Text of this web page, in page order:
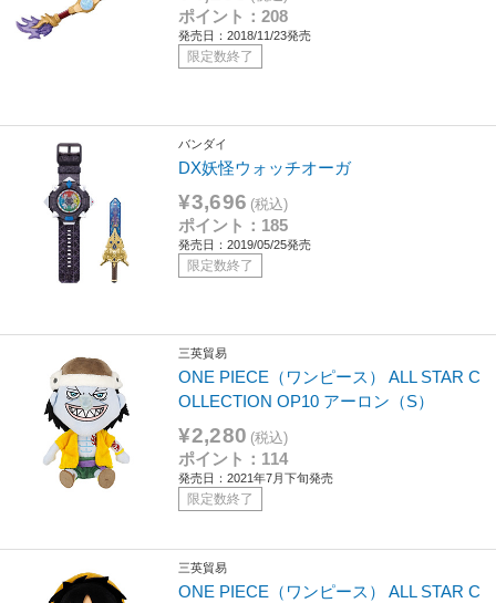
ポイント：208
発売日：2018/11/23発売
限定数終了
バンダイ
DX妖怪ウォッチオーガ
¥3,696 (税込)
ポイント：185
発売日：2019/05/25発売
限定数終了
三英貿易
ONE PIECE（ワンピース） ALL STAR C
OLLECTION OP10 アーロン（S）
¥2,280 (税込)
ポイント：114
発売日：2021年7月下旬発売
限定数終了
三英貿易
ONE PIECE（ワンピース） ALL STAR C